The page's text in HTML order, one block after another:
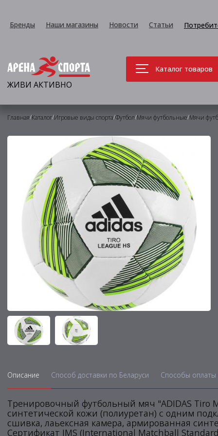
Бренды Наши магазины Новости Статьи
ЖИВИ АКТИВНО
Каталог товаров
Главная/Каталог/Игровые виды спорта/Футбол/Мячи футбольные/Мячи
Описание Способ доставки по Беларуси Способы оплаты
Тренировочный футбольный мяч "ADIDAS Tiro
синтетической кожи (полиуретан) с одним
сшивка, лаьексная камера, армированная
Сертификат IMS (International Matchball